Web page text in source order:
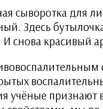
сыворотка для
Здесь
снова красивый
признают